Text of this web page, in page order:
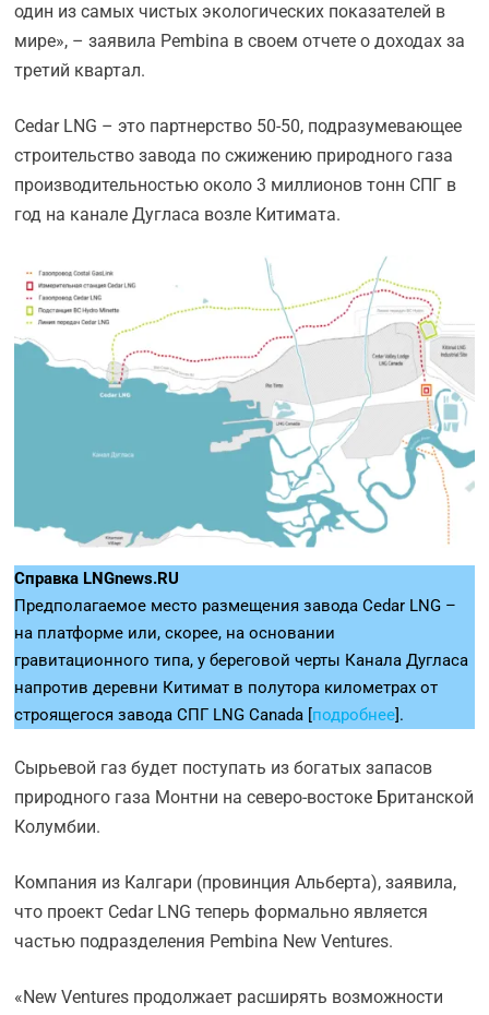
один из самых чистых экологических показателей в
мире», – заявила Pembina в своем отчете о доходах за
третий квартал.
Cedar LNG – это партнерство 50-50, подразумевающее
строительство завода по сжижению природного газа
производительностью около 3 миллионов тонн СПГ в
год на канале Дугласа возле Китимата.
Справка LNGnews.RU
Предполагаемое место размещения завода Cedar LNG –
на платформе или, скорее, на основании
гравитационного типа, у береговой черты Канала Дугласа
напротив деревни Китимат в полутора километрах от
строящегося завода СПГ LNG Canada [подробнее].
Сырьевой газ будет поступать из богатых запасов
природного газа Монтни на северо-востоке Британской
Колумбии.
Компания из Калгари (провинция Альберта), заявила,
что проект Cedar LNG теперь формально является
частью подразделения Pembina New Ventures.
«New Ventures продолжает расширять возможности